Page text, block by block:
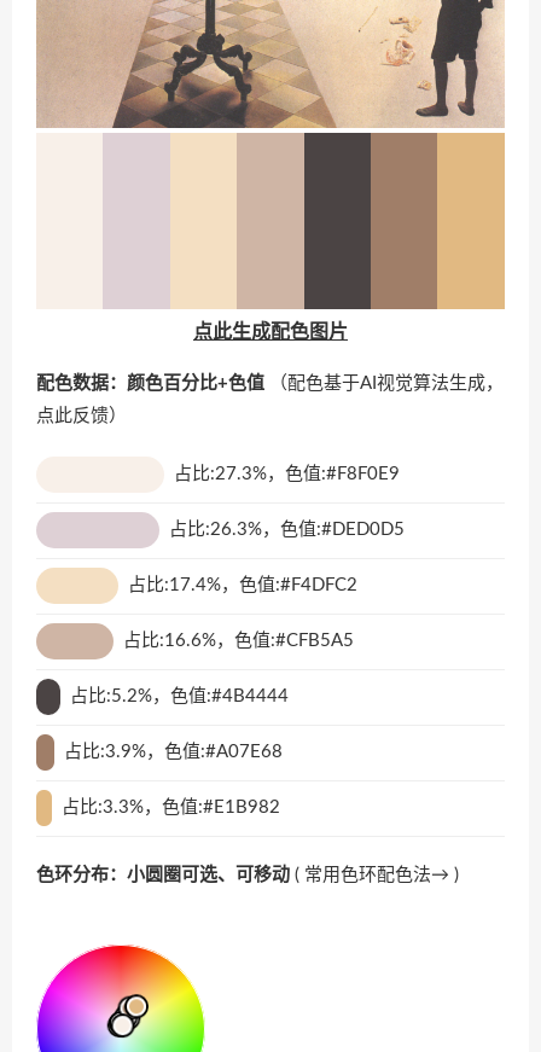
点此生成配色图片
配色数据：颜色百分比+色值 （配色基于AI视觉算法生成，
点此反馈）
占比:27.3%，色值:#F8F0E9
占比:26.3%，色值:#DED0D5
占比:17.4%，色值:#F4DFC2
占比:16.6%，色值:#CFB5A5
占比:5.2%，色值:#4B4444
占比:3.9%，色值:#A07E68
占比:3.3%，色值:#E1B982
色环分布：小圆圈可选、可移动 ( 常用色环配色法→ )